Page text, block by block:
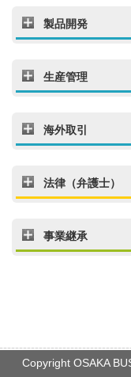
製品開発
生産管理
海外取引
法律（弁護士）
事業継承
Copyright OSAKA